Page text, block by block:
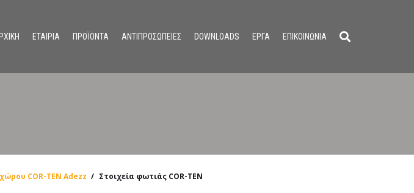
ΕΤΑΙΡΙΑ ΠΡΟΪΟΝΤΑ ΑΝΤΙΠΡΟΣΩΠΕΙΕΣ DOWNLOADS ΕΡΓΑ ΕΠΙΚΟΙΝΩΝΙΑ
COR-TEN Adezz / Στοιχεία φωτιάς COR-TEN